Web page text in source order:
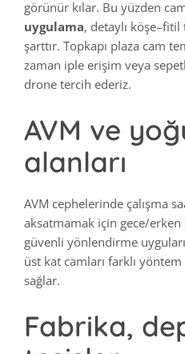
görünür kılar. Bu yüzden
uygulama, detaylı
şarttır. Topkapı plaza cam
zaman iple erişim veya
drone tercih ederiz.
AVM ve
alanları
AVM cephelerinde çalışma
aksatmamak için gece/
güvenli yönlendirme
üst kat camları farklı
sağlar.
Fabrika,